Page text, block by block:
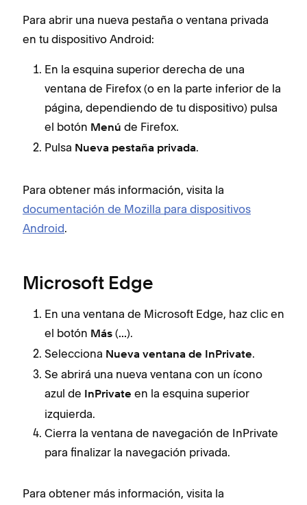
Para abrir una nueva pestaña o ventana privada
en tu dispositivo Android:
En la esquina superior derecha de una
ventana de Firefox (o en la parte inferior de la
página, dependiendo de tu dispositivo) pulsa
el botón Menú de Firefox.
Pulsa Nueva pestaña privada.
Para obtener más información, visita la
documentación de Mozilla para dispositivos
Android.
Microsoft Edge
En una ventana de Microsoft Edge, haz clic en
el botón Más (...).
Selecciona Nueva ventana de InPrivate.
Se abrirá una nueva ventana con un ícono
azul de
InPrivate en la esquina superior
izquierda.
Cierra la ventana de navegación de InPrivate
para finalizar la navegación privada.
Para obtener más información, visita la